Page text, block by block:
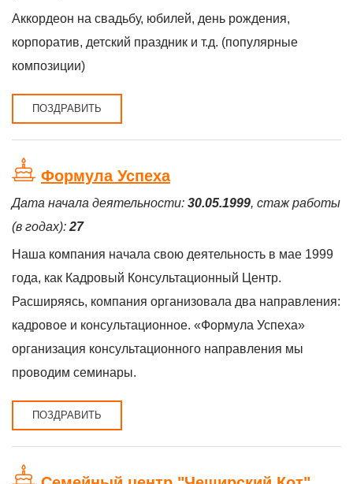
Аккордеон на свадьбу, юбилей, день рождения,
корпоратив, детский праздник и т.д. (популярные
композиции)
ПОЗДРАВИТЬ
Формула Успеха
Дата начала деятельности: 30.05.1999, стаж работы
(в годах): 27
Наша компания начала свою деятельность в мае 1999
года, как Кадровый Консультационный Центр.
Расширяясь, компания организовала два направления:
кадровое и консультационное. «Формула Успеха»
организация консультационного направления мы
проводим семинары.
ПОЗДРАВИТЬ